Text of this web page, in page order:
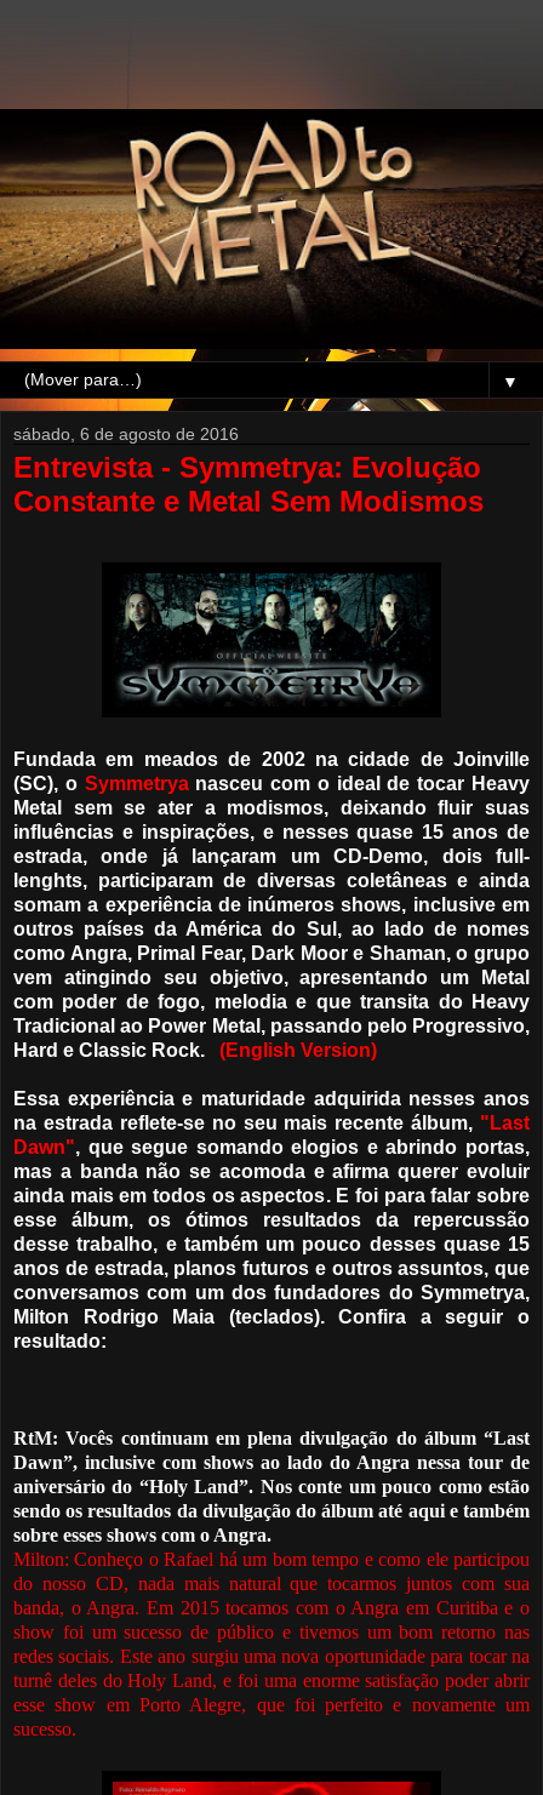
▼
sábado, 6 de agosto de 2016
Entrevista - Symmetrya: Evolução
Constante e Metal Sem Modismos
Fundada em meados de 2002 na cidade de Joinville
(SC), o Symmetryanasceu com o ideal de tocar Heavy
Metal sem se ater a modismos, deixando fluir suas
influências e inspirações, e nesses quase 15 anos de
estrada, onde já lançaram um CD-Demo, dois full-
lenghts, participaram de diversas coletâneas e ainda
somam a experiência de inúmeros shows, inclusive em
outros países da América do Sul, ao lado de nomes
como Angra, Primal Fear, Dark Moor e Shaman, o grupo
vem atingindo seu objetivo, apresentando um Metal
com poder de fogo, melodia e que transita do Heavy
Tradicional ao Power Metal, passando pelo Progressivo,
Hard e Classic Rock.
(English Version)
Essa experiência e maturidade adquirida nesses anos
na estrada reflete-se no seu mais recente álbum, "Last
Dawn", que segue somando elogios e abrindo portas,
mas a banda não se acomoda e afirma querer evoluir
ainda mais em todos os aspectos. E foi para falar sobre
esse álbum, os ótimos resultados da repercussão
desse trabalho, e também um pouco desses quase 15
anos de estrada, planos futuros e outros assuntos, que
conversamos com um dos fundadores do Symmetrya,
Milton Rodrigo Maia (teclados). Confira a seguir o
resultado:
RtM: Vocês continuam em plena divulgação do álbum “Last
Dawn”, inclusive com shows ao lado do Angra nessa tour de
aniversário do “Holy Land”. Nos conte um pouco comoestão
sendo os resultados da divulgação do álbum até aqui e também
sobre esses shows com o Angra.
Milton: Conheço o Rafael há um bom tempo e como ele participou
do nosso CD, nada mais natural que tocarmos juntos com sua
banda, o Angra. Em 2015 tocamos com o Angra em Curitiba e o
show foi um sucesso de público e tivemos um bom retorno nas
redes sociais. Este ano surgiu uma nova oportunidade para tocar na
turnê deles do Holy Land, e foi uma enorme satisfação poder abrir
esse show em Porto Alegre, que foi perfeito e novamente um
sucesso.